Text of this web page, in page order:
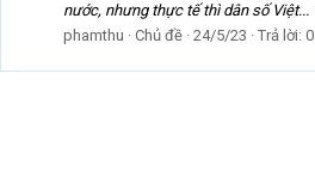
nước, nhưng thực tế thì dân số Việt...
phamthu
Chủ đề 24/5/23 Trả lời: 0